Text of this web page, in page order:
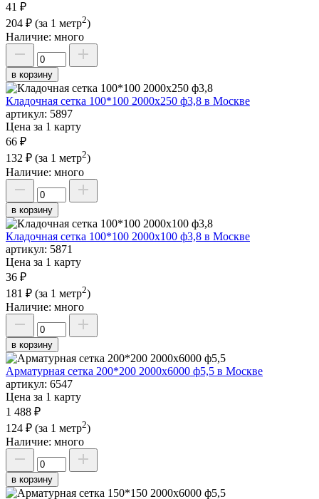
41 ₽
204 ₽ (за 1 метр2)
Наличие: много
в корзину
Кладочная сетка 100*100 2000х250 ф3,8 в Москве
артикул: 5897
Цена за 1 карту
66 ₽
132 ₽ (за 1 метр2)
Наличие: много
в корзину
Кладочная сетка 100*100 2000х100 ф3,8 в Москве
артикул: 5871
Цена за 1 карту
36 ₽
181 ₽ (за 1 метр2)
Наличие: много
в корзину
Арматурная сетка 200*200 2000х6000 ф5,5 в Москве
артикул: 6547
Цена за 1 карту
1 488 ₽
124 ₽ (за 1 метр2)
Наличие: много
в корзину